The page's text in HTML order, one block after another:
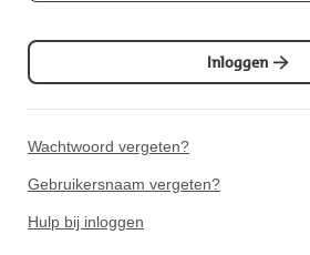
Inloggen
Wachtwoord vergeten?
Gebruikersnaam vergeten?
Hulp bij inloggen